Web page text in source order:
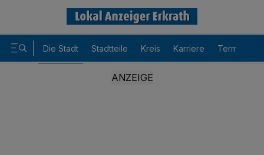
Die Stadt Stadtteile Kreis Karriere Termine